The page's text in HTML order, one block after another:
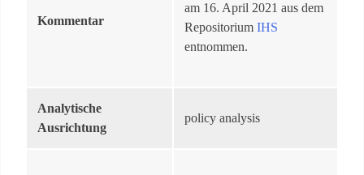
Kommentar
am 16. April 2021 aus dem
Repositorium IHS
entnommen.
Analytische
Ausrichtung
policy analysis